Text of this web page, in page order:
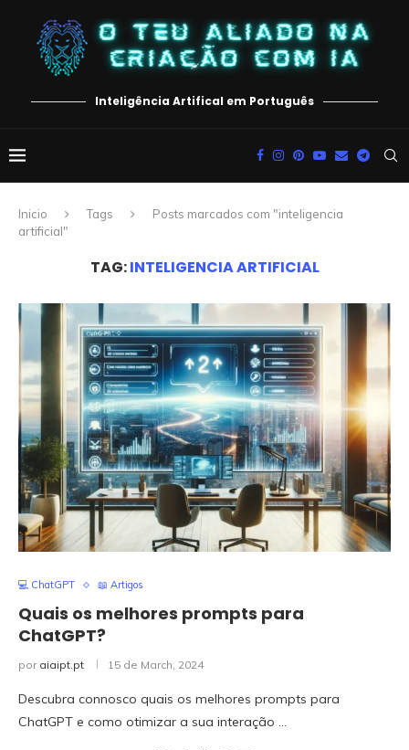
Inteligência Artifical em Português
Inicio Tags
Posts marcados com "inteligencia
artificial"
TAG:INTELIGENCIA ARTIFICIAL
💻 ChatGPT 📖 Artigos
Quais os melhores prompts para
ChatGPT?
por aiaipt.pt 15 de March, 2024
Descubra connosco quais os melhores prompts para
ChatGPT e como otimizar a sua interação …